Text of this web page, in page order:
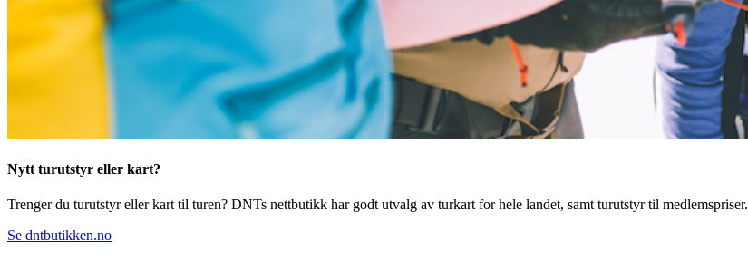
Nytt turutstyr eller kart?
Trenger du turutstyr eller kart til turen? DNTs nettbutikk har godt utvalg av turkart for hele landet, samt turutstyr til medlemspriser.
Se dntbutikken.no